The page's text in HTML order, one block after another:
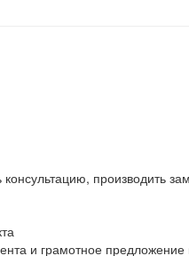
консультацию, производить
и грамотное